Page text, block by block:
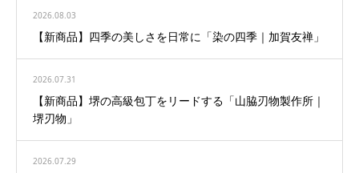
2026.08.03
【新商品】四季の美しさを日常に「染の四季｜加賀友禅」
2026.07.31
【新商品】堺の高級包丁をリードする「山脇刃物製作所｜
堺刃物」
2026.07.29